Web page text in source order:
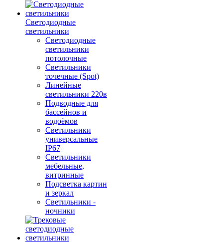
Светодиодные
светильники
Светодиодные
светильники
потолочные
Светильники
точечные (Spot)
Линейные
светильники 220в
Подводные для
бассейнов и
водоёмов
Светильники
универсальные
IP67
Светильники
мебельные,
витринные
Подсветка картин
и зеркал
Светильники -
ночники